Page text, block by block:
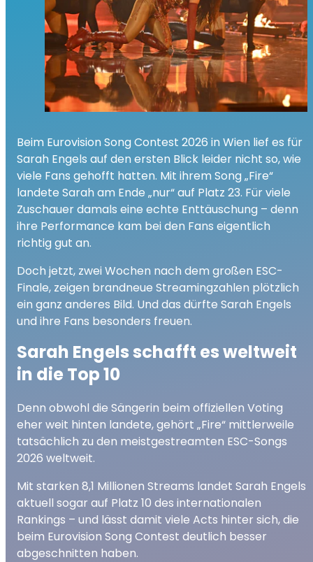
Beim Eurovision Song Contest 2026 in Wien lief es für
Sarah Engels auf den ersten Blick leider nicht so, wie
viele Fans gehofft hatten. Mit ihrem Song „Fire“
landete Sarah am Ende „nur“ auf Platz 23. Für viele
Zuschauer damals eine echte Enttäuschung – denn
ihre Performance kam bei den Fans eigentlich
richtig gut an.
Doch jetzt, zwei Wochen nach dem großen ESC-
Finale, zeigen brandneue Streamingzahlen plötzlich
ein ganz anderes Bild. Und das dürfte Sarah Engels
und ihre Fans besonders freuen.
Sarah Engels schafft es weltweit
in die Top 10
Denn obwohl die Sängerin beim offiziellen Voting
eher weit hinten landete, gehört „Fire“ mittlerweile
tatsächlich zu den meistgestreamten ESC-Songs
2026 weltweit.
Mit starken 8,1 Millionen Streams landet Sarah Engels
aktuell sogar auf Platz 10 des internationalen
Rankings – und lässt damit viele Acts hinter sich, die
beim Eurovision Song Contest deutlich besser
abgeschnitten haben.